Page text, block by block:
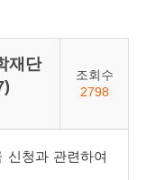
단
조회수
2798
신청과 관련하여